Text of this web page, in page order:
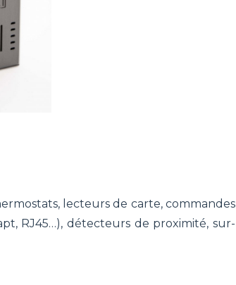
lecteurs de carte, commandes
RJ45…), détecteurs de proximité, sur-